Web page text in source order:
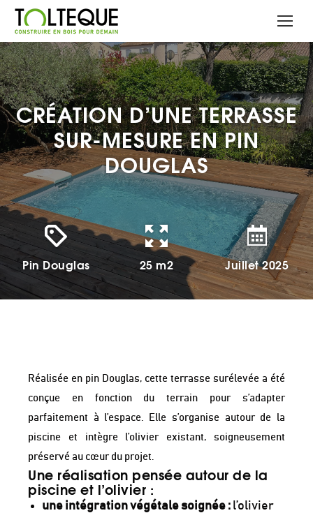
CRÉATION D’UNE TERRASSE
SUR-MESURE EN PIN
DOUGLAS
Pin Douglas 25 m2 Juillet 2025
Réalisée en pin Douglas, cette terrasse surélevée a été
conçue en fonction du terrain pour s’adapter
parfaitement à l’espace. Elle s’organise autour de la
piscine et intègre l’olivier existant, soigneusement
préservé au cœur du projet.
Une réalisation pensée autour de la
piscine et l’olivier :
une intégration végétale soignée : l’olivier